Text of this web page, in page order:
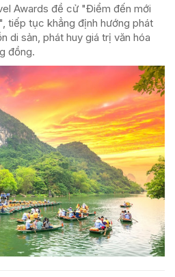
Awards đề cử "Điểm đến mới
tiếp tục khẳng định hướng phát
di sản, phát huy giá trị văn hóa
đồng.